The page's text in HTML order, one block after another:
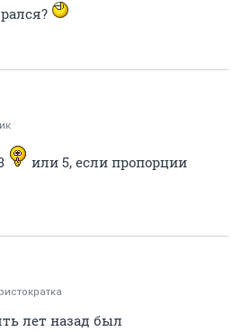
или 5, если пропорции
лет назад был